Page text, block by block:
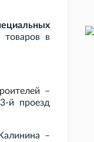
в
–
й проезд
Калинина –